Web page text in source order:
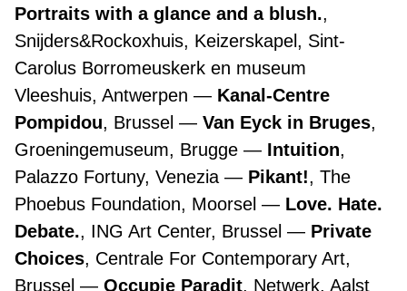
Portraits with a glance and a blush.,
Snijders&Rockoxhuis, Keizerskapel, Sint-
Carolus Borromeuskerk en museum
Vleeshuis, Antwerpen
Kanal-Centre
Pompidou, Brussel Van Eyck in Bruges,
Groeningemuseum, Brugge
Intuition,
Palazzo Fortuny, Venezia
Pikant!, The
Phoebus Foundation, Moorsel
Love. Hate.
Debate., ING Art Center, Brussel
Private
Choices, Centrale For Contemporary Art,
Brussel
Occupie Paradit, Netwerk, Aalst